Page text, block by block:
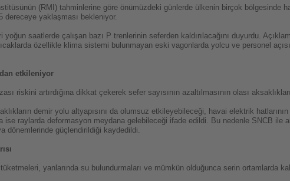
(RMI) tahminlerine göre önümüzdeki günlerde ülkenin birçok bölgesinde
dereceye yaklaşması bekleniyor.
saatlerde çalışan bazı P trenlerinin seferden kaldırılacağını duyurdu.
özellikle klima sistemi bulunmayan eski vagonlarda yolcu ve personel
etkileniyor
riskini artırdığına dikkat çekerek sefer sayısının azaltılmasının olası
demir yolu altyapısını da olumsuz etkileyebileceği, havai elektrik
ise raylarda deformasyon meydana gelebileceği ifade edildi. Bu nedenle SNCB ile
dönemlerinde güçlendirildiği kaydedildi.
yanlarında su bulundurmaları ve mümkün olduğunca serin ortamlarda